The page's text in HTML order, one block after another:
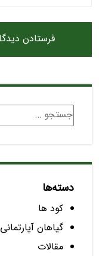
دسته‌ها
کود ها
گیاهان آپارتمانی
مقالات